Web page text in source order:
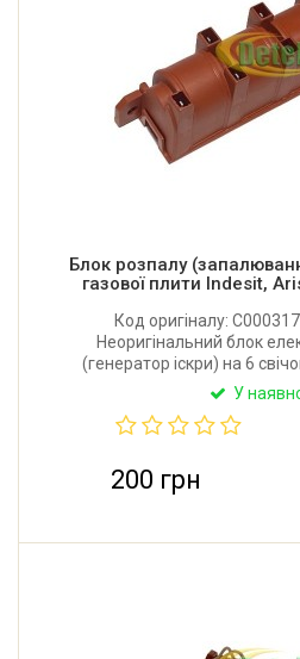
Блок розпалу
газової плити Indesit,
Код оригіналу:
Неоригінальний блок
(генератор іскри) на 6
Ariston, Electrolux, Gorenje,
У
200 грн